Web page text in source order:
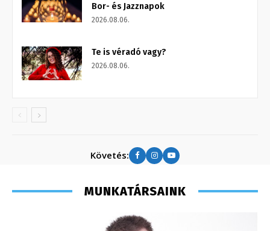
Bor- és Jazznapok
2026.08.06.
Te is véradó vagy?
2026.08.06.
Követés:
MUNKATÁRSAINK